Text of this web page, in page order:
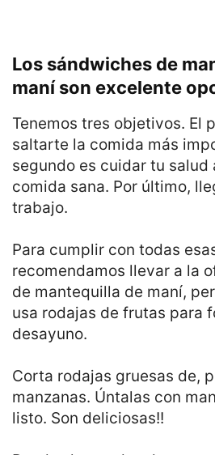
Los sándwiches de
maní son excelente
Tenemos tres objetivos. El
saltarte la comida más
segundo es cuidar tu salud
comida sana. Por último,
trabajo.
Para cumplir con todas
recomendamos llevar a la
de mantequilla de maní,
usa rodajas de frutas para
desayuno.
Corta rodajas gruesas de,
manzanas. Úntalas con
listo. Son deliciosas!!